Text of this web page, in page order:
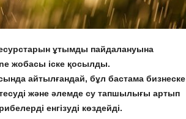
ұтымды пайдалануына
жобасы іске қосылды.
айтылғандай, бұл бастама бизнеске
және әлемде су тапшылығы артып
енгізуді көздейді.